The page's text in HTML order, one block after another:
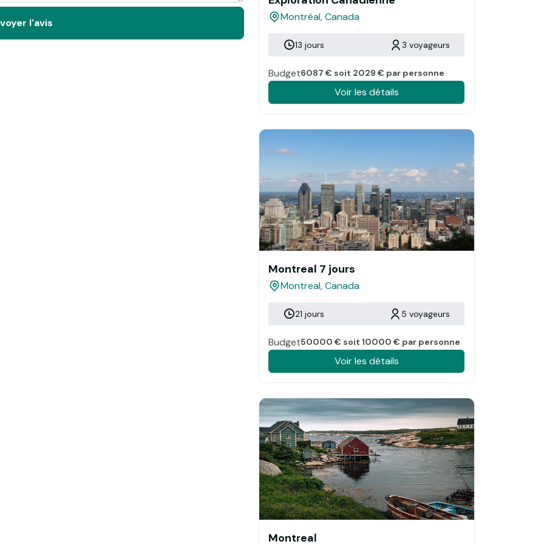
l'avis Montréal, Canada
13 jours 3 voyageurs
Budget6087 € soit 2029 € par personne
Voir les détails
Montreal 7 jours
Montreal, Canada
21 jours 5 voyageurs
Budget50000 € soit 10000 € par personne
Voir les détails
Montreal